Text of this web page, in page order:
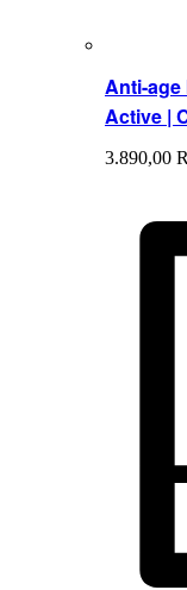
Anti-
Active |
3.890,00